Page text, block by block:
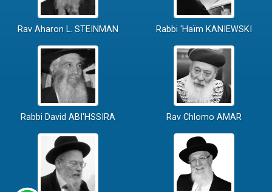
Rav Aharon L. STEINMAN Rabbi 'Haïm KANIEWSKI
Rabbi David ABI'HSSIRA Rav Chlomo AMAR